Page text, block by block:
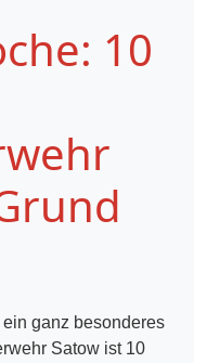
10
ganz besonderes
Satow ist 10